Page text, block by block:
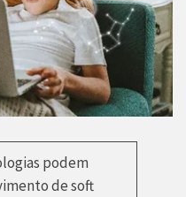
podem
de soft